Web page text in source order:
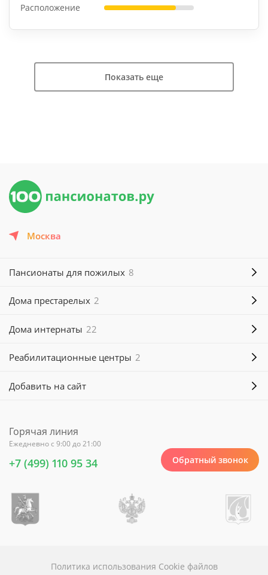
Расположение
Показать еще
Москва
Добавить на сайт
Пансионаты для пожилых 8
Дома престарелых 2
Дома интернаты 22
Реабилитационные центры 2
Горячая линия
Ежедневно с 9:00 до 21:00
+7 (499) 110 95 34 Обратный звонок
Политика использования Cookie файлов